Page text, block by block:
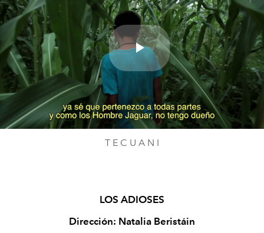
Play
Video
T E C U A N I
LOS ADIOSES
Dirección: Natalia Beristáin